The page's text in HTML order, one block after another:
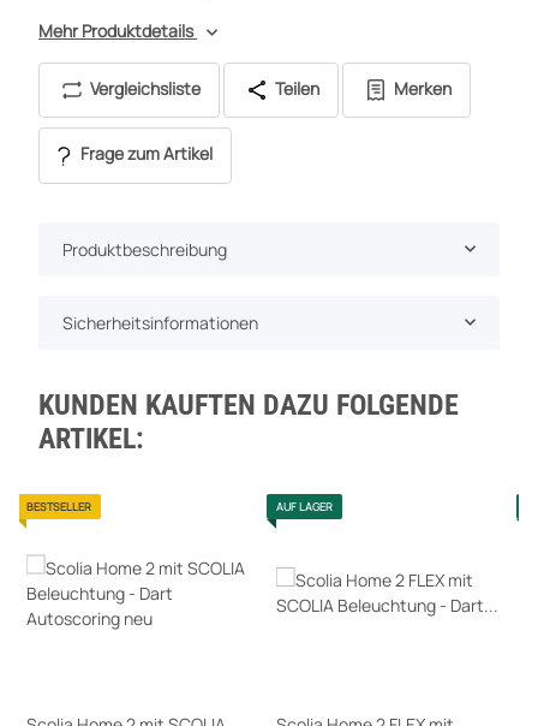
Mehr Produktdetails
Vergleichsliste Teilen Merken
Frage zum Artikel
Produktbeschreibung
Sicherheitsinformationen
KUNDEN KAUFTEN DAZU FOLGENDE
ARTIKEL:
BESTSELLER AUF LAGER